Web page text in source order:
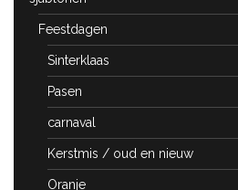
Feestdagen
Sinterklaas
Pasen
carnaval
Kerstmis / oud en nieuw
Oranje